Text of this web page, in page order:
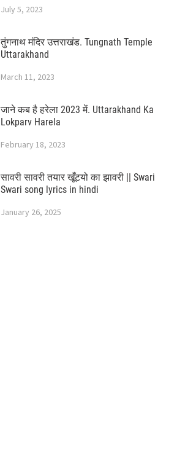
July 5, 2023
तुंगनाथ मंदिर उत्तराखंड. Tungnath Temple
Uttarakhand
March 11, 2023
जाने कब है हरेला 2023 में. Uttarakhand Ka
Lokparv Harela
February 18, 2023
सावरी सावरी तयार खूँटयो का झावरी || Swari
Swari song lyrics in hindi
January 26, 2025